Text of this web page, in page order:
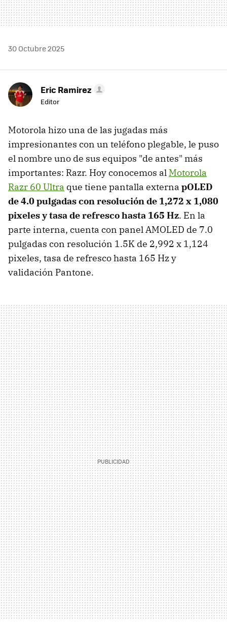
30 Octubre 2025
Eric Ramirez
Editor
Motorola hizo una de las jugadas más
impresionantes con un teléfono plegable, le puso
el nombre uno de sus equipos "de antes" más
importantes: Razr. Hoy conocemos al Motorola
Razr 60 Ultra que tiene pantalla externa pOLED
de 4.0 pulgadas con resolución de 1,272 x 1,080
pixeles y tasa de refresco hasta 165 Hz. En la
parte interna, cuenta con panel AMOLED de 7.0
pulgadas con resolución 1.5K de 2,992 x 1,124
pixeles, tasa de refresco hasta 165 Hz y
validación Pantone.